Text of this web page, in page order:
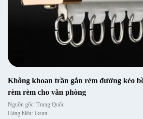
Không khoan trần gắn rèm đường kéo
rèm rèm cho văn phòng
Nguồn gốc: Trung Quốc
Hàng hiệu: Iksun